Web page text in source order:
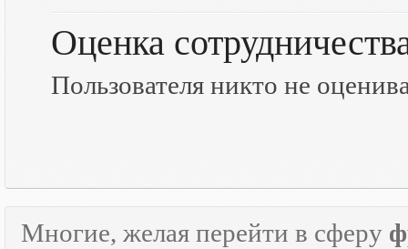
Оценка
Пользователя никто не
Многие, желая перейти в сферу